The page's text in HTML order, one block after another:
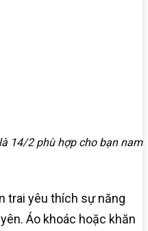
14/2 phù hợp cho bạn nam
trai yêu thích sự năng
Áo khoác hoặc khăn